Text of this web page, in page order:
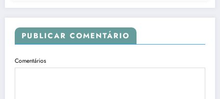
PUBLICAR COMENTÁRIO
Comentários